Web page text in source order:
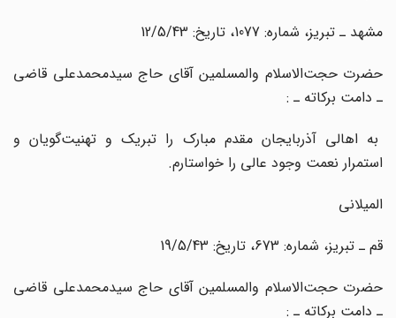
مشهد ـ تبریز، شماره: 1077، تاریخ: 12/5/43
حضرت حجت‌الاسلام والمسلمین آقای حاج سیدمحمدعلی قاضی
ـ دامت برکاته ـ :
به اهالی آذربایجان مقدم مبارک را تبریک و تهنیت‌گویان و
استمرار نعمت وجود عالی را خواستارم.
المیلانی
قم ـ تبریز، شماره: 673، تاریخ: 19/5/43
حضرت حجت‌الاسلام والمسلمین آقای حاج سیدمحمدعلی قاضی
ـ دامت برکاته ـ :